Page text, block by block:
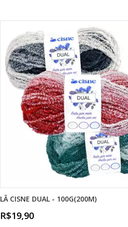
LÃ CISNE DUAL - 100G(200M)
R$19,90